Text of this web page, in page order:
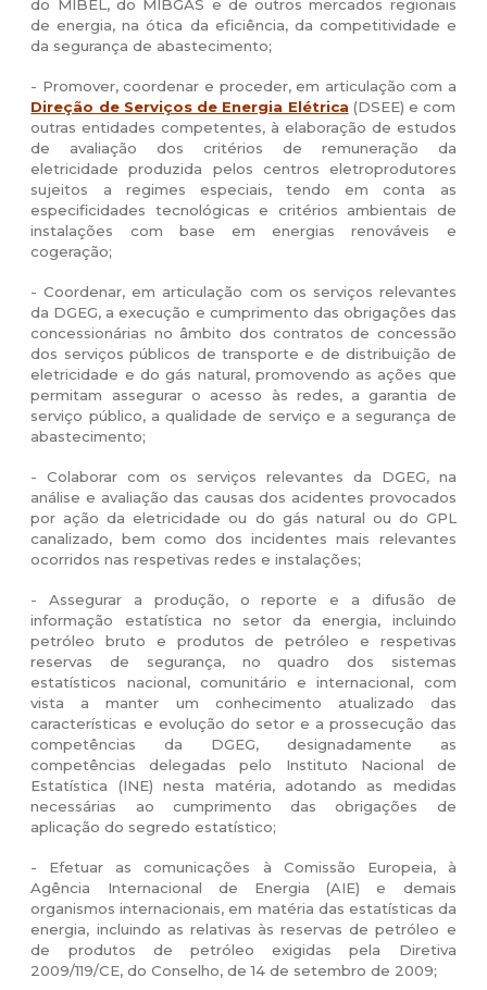
do MIBEL, do MIBGÁS e de outros mercados regionais
de energia, na ótica da eficiência, da competitividade e
da segurança de abastecimento;
- Promover, coordenar e proceder, em articulação com a
Direção de Serviços de Energia Elétrica (DSEE) e com
outras entidades competentes, à elaboração de estudos
de avaliação dos critérios de remuneração da
eletricidade produzida pelos centros eletroprodutores
sujeitos a regimes especiais, tendo em conta as
especificidades tecnológicas e critérios ambientais de
instalações com base em energias renováveis e
cogeração;
- Coordenar, em articulação com os serviços relevantes
da DGEG, a execução e cumprimento das obrigações das
concessionárias no âmbito dos contratos de concessão
dos serviços públicos de transporte e de distribuição de
eletricidade e do gás natural, promovendo as ações que
permitam assegurar o acesso às redes, a garantia de
serviço público, a qualidade de serviço e a segurança de
abastecimento;
- Colaborar com os serviços relevantes da DGEG, na
análise e avaliação das causas dos acidentes provocados
por ação da eletricidade ou do gás natural ou do GPL
canalizado, bem como dos incidentes mais relevantes
ocorridos nas respetivas redes e instalações;
- Assegurar a produção, o reporte e a difusão de
informação estatística no setor da energia, incluindo
petróleo bruto e produtos de petróleo e respetivas
reservas de segurança, no quadro dos sistemas
estatísticos nacional, comunitário e internacional, com
vista a manter um conhecimento atualizado das
características e evolução do setor e a prossecução das
competências da DGEG, designadamente as
competências delegadas pelo Instituto Nacional de
Estatística (INE) nesta matéria, adotando as medidas
necessárias ao cumprimento das obrigações de
aplicação do segredo estatístico;
- Efetuar as comunicações à Comissão Europeia, à
Agência Internacional de Energia (AIE) e demais
organismos internacionais, em matéria das estatísticas da
energia, incluindo as relativas às reservas de petróleo e
de produtos de petróleo exigidas pela Diretiva
2009/119/CE, do Conselho, de 14 de setembro de 2009;